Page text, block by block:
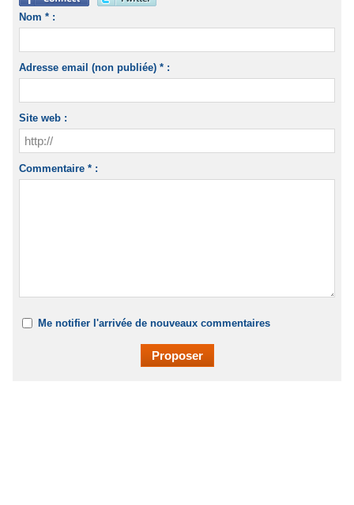
Nom * :
Adresse email (non publiée) * :
Site web :
Commentaire * :
Me notifier l'arrivée de nouveaux commentaires